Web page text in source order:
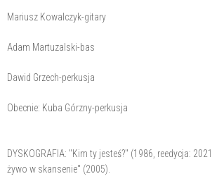
Mariusz Kowalczyk-gitary
Adam Martuzalski-bas
Dawid Grzech-perkusja
Obecnie: Kuba Górzny-perkusja
DYSKOGRAFIA: "Kim ty jesteś?" (1986, reedycja:
żywo w skansenie" (2005).